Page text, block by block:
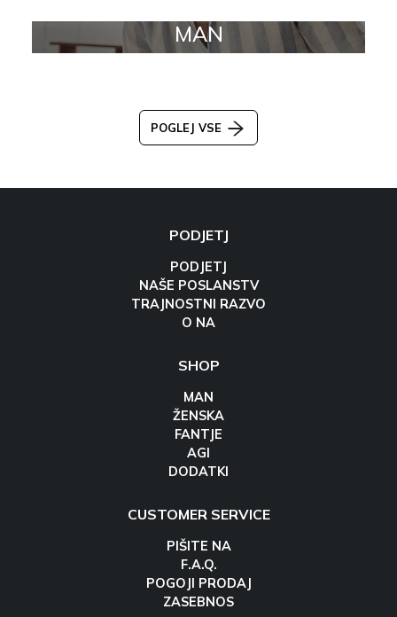
MAN
POGLEJ VSE
PODJETJ
PODJETJ
NAŠE POSLANSTV
TRAJNOSTNI RAZVO
O NA
SHOP
MAN
ŽENSKA
FANTJE
AGI
DODATKI
CUSTOMER SERVICE
PIŠITE NA
F.A.Q.
POGOJI PRODAJ
ZASEBNOS